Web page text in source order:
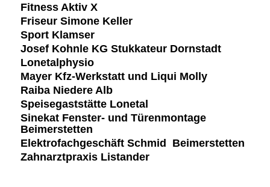
Fitness Aktiv X
Friseur Simone Keller
Sport Klamser
Josef Kohnle KG Stukkateur Dornstadt
Lonetalphysio
Mayer Kfz-Werkstatt und Liqui Molly
Raiba Niedere Alb
Speisegaststätte Lonetal
Sinekat Fenster- und Türenmontage
Beimerstetten
Elektrofachgeschäft Schmid Beimerstetten
Zahnarztpraxis Listander